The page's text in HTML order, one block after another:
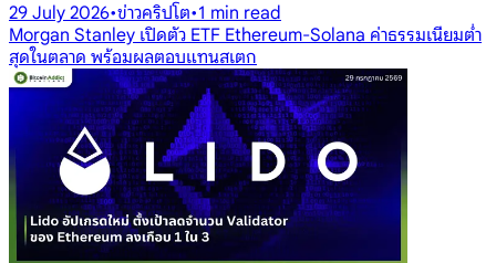
29 July 2026•ข่าวคริปโต•1 min read
Morgan Stanley เปิดตัว ETF Ethereum-Solana ค่าธรรมเนียมต่ำ
สุดในตลาด พร้อมผลตอบแทนสเตก